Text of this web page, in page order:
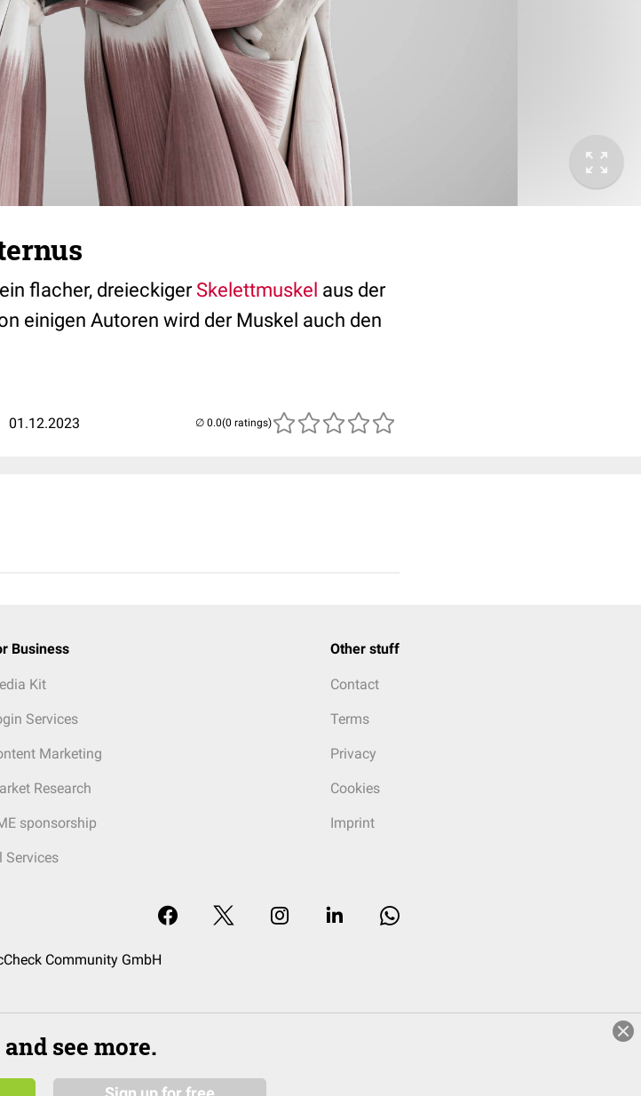
flacher, dreieckiger Skelettmuskel aus der
einigen Autoren wird der Muskel auch den
01.12.2023 (0 ratings)
Business
Kit
Services
Marketing
Research
sponsorship
Services
Other stuff
Contact
Terms
Privacy
Cookies
Imprint
Community GmbH
see more.